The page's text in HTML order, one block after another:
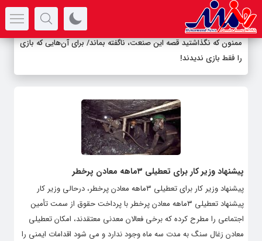
ممنون که نگذاشتید قصه این صنعت، ناگفته بماند/ برای آن‌هایی که بازی
را فقط بازی ندیدند!
پیشنهاد وزیر کار برای تعطیلی ۳ماهه معادن پرخطر
پیشنهاد وزیر کار برای تعطیلی ۳ماهه معادن پرخطر، درحالی وزیر کار
پیشنهاد تعطیلی ۳ماهه معادن پرخطر با پرداخت حقوق از سمت تأمین
اجتماعی را مطرح کرده که برخی فعالان معدنی معتقدند، امکان تعطیلی
معادن زغال سنگ به مدت سه ماه وجود ندارد و می شود اقدامات ایمنی را